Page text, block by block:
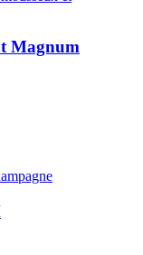
Magnum